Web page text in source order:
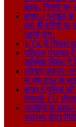
बैठक, नियमों का
बगहा-1 प्रखंड के
बढ़ा बीमारियों
उठाई मांग।
VTR से निकले
पतिलार पंचायत
अभिषेक मिश्रा ने
पश्चिम चंपारण:
से एक साल के
बगहा में पुलिस की
निकली 157
ग्रामीणों के
स्वास्थ्य केंद्र मिले